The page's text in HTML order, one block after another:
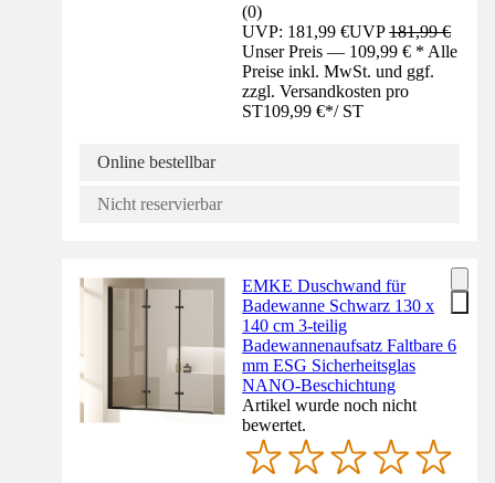
(0)
UVP: 181,99 €UVP181,99 €
Unser Preis — 109,99 € * Alle
Preise inkl. MwSt. und ggf.
zzgl. Versandkosten pro
ST109,99 €*/ ST
Online bestellbar
Nicht reservierbar
EMKE Duschwand für
Badewanne Schwarz 130 x
140 cm 3-teilig
Badewannenaufsatz Faltbare 6
mm ESG Sicherheitsglas
NANO-Beschichtung
Artikel wurde noch nicht
bewertet.